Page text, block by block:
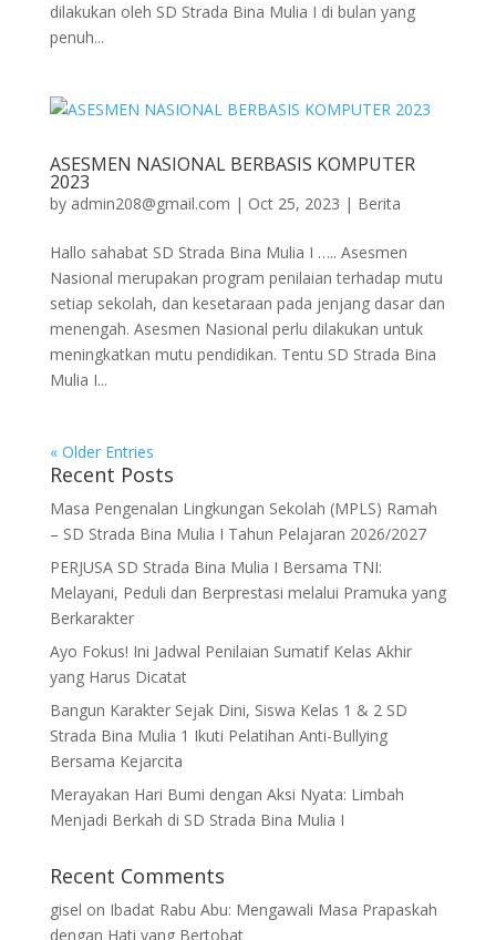
dilakukan oleh SD Strada Bina Mulia I di bulan yang
penuh...
ASESMEN NASIONAL BERBASIS KOMPUTER
2023
by admin208@gmail.com | Oct 25, 2023 | Berita
Hallo sahabat SD Strada Bina Mulia I ….. Asesmen
Nasional merupakan program penilaian terhadap mutu
setiap sekolah, dan kesetaraan pada jenjang dasar dan
menengah. Asesmen Nasional perlu dilakukan untuk
meningkatkan mutu pendidikan. Tentu SD Strada Bina
Mulia I...
« Older Entries
Recent Posts
Masa Pengenalan Lingkungan Sekolah (MPLS) Ramah
– SD Strada Bina Mulia I Tahun Pelajaran 2026/2027
PERJUSA SD Strada Bina Mulia I Bersama TNI:
Melayani, Peduli dan Berprestasi melalui Pramuka yang
Berkarakter
Ayo Fokus! Ini Jadwal Penilaian Sumatif Kelas Akhir
yang Harus Dicatat
Bangun Karakter Sejak Dini, Siswa Kelas 1 & 2 SD
Strada Bina Mulia 1 Ikuti Pelatihan Anti-Bullying
Bersama Kejarcita
Merayakan Hari Bumi dengan Aksi Nyata: Limbah
Menjadi Berkah di SD Strada Bina Mulia I
Recent Comments
gisel on Ibadat Rabu Abu: Mengawali Masa Prapaskah
dengan Hati yang Bertobat